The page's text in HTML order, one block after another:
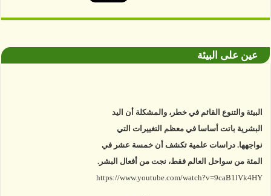
عين على البيئة
نواجهها. دراسات علمية تكشف أن خمسة عشر في
المئة من سواحل العالم فقط، نجت من أفعال البشر.
https://www.youtube.com/watch?v=9caB1lVk4HY
توصل العلماء إلى أن غابات زيت النخيل التي تم